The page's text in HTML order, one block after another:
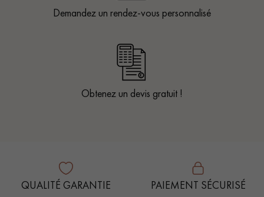
Demandez un rendez-vous personnalisé
Obtenez un devis gratuit !
QUALITÉ GARANTIE PAIEMENT SÉCURISÉ